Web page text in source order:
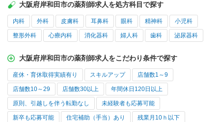
大阪府岸和田市の薬剤師求人を処方科目で探す
内科 外科 皮膚科 耳鼻科 眼科 精神科 小児科
整形外科 心療内科 消化器科 婦人科 歯科 泌尿器科
大阪府岸和田市の薬剤師求人をこだわり条件で探す
産休・育休取得実績有り スキルアップ 店舗数1～9
店舗数10～29 店舗数30以上 年間休日120日以上
原則、引越しを伴う転勤なし 未経験者も応募可能
新卒も応募可能 住宅補助（手当）あり 残業月10ｈ以下